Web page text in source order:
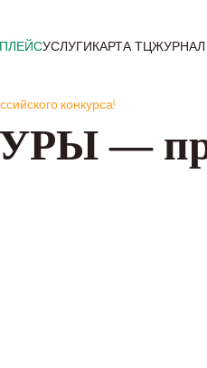
УСЛУГИКАРТА ТЦЖУРНАЛ
конкурса!
—